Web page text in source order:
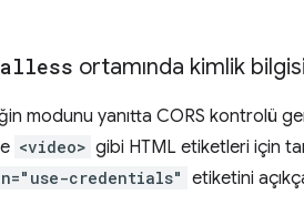
ortamında kimlik
modunu yanıtta CORS kontrolü
<video> gibi HTML etiketleri için
credentials" etiketini